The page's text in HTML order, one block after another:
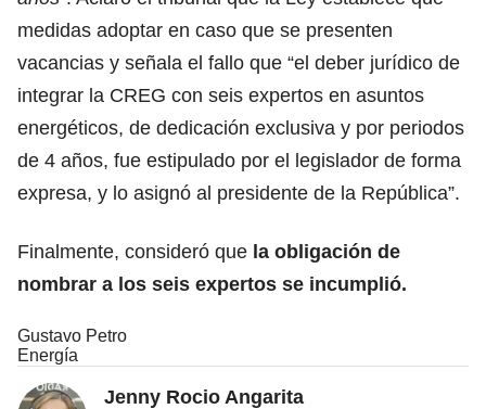
medidas adoptar en caso que se presenten
vacancias y señala el fallo que “el deber jurídico de
integrar la CREG con seis expertos en asuntos
energéticos, de dedicación exclusiva y por periodos
de 4 años, fue estipulado por el legislador de forma
expresa, y lo asignó al presidente de la República”.
Finalmente, consideró que la obligación de
nombrar a los seis expertos se incumplió.
Gustavo Petro
Energía
Jenny Rocio Angarita